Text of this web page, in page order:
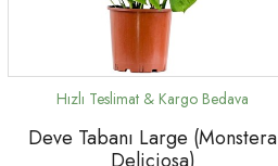
Deve Tabanı Large (Monstera